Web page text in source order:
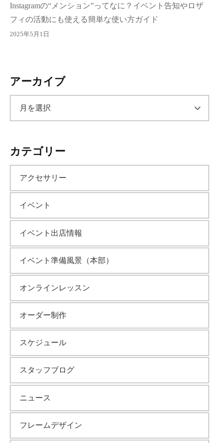
Instagramの“メンション”ってなに？イベント告知やロザ
フィの活動にも使える簡単な使い方ガイド
2025年5月1日
アーカイブ
カテゴリー
アクセサリー
イベント
イベント出店情報
イベント準備風景（本部）
オンラインレッスン
オーダー制作
スケジュール
スタッフブログ
ニュース
フレームデザイン